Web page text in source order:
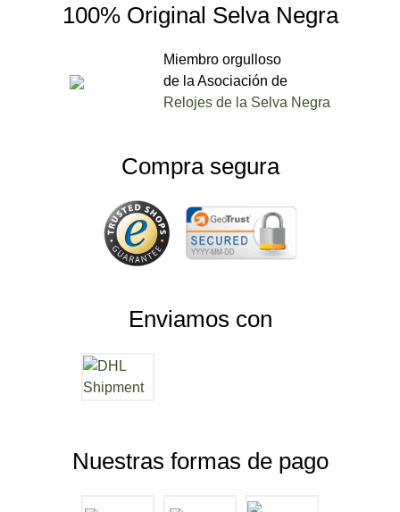
100% Original Selva Negra
Miembro orgulloso
de la Asociación de
Relojes de la Selva Negra
Compra segura
Enviamos con
Nuestras formas de pago